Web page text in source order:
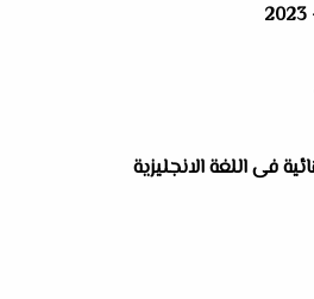
فى اللغة الانجليزية